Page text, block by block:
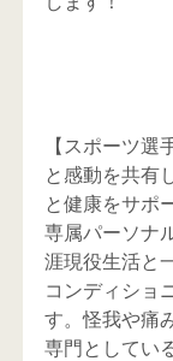
【スポーツ選
と感動を共有
と健康をサポ
専属パーソナ
涯現役生活と
コンディショ
す。怪我や痛
専門としてい